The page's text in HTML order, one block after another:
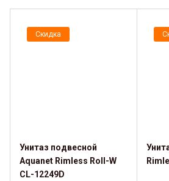
Скидка
Унитаз подвесной
Aquanet Rimless Roll-W
CL-12249D